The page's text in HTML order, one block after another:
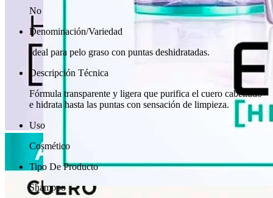
No
Denominación/Variedad
Ideal para pelo graso con puntas deshidratadas.
Descripción Técnica
Fórmula transparente y ligera que purifica el cuero cabelludo
e hidrata hasta las puntas con sensación de limpieza.
Uso
Cosmético
Tipo De Producto
Shampoo